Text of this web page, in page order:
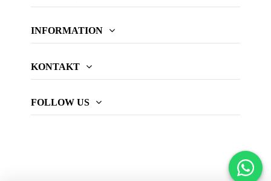
INFORMATION
KONTAKT
FOLLOW US